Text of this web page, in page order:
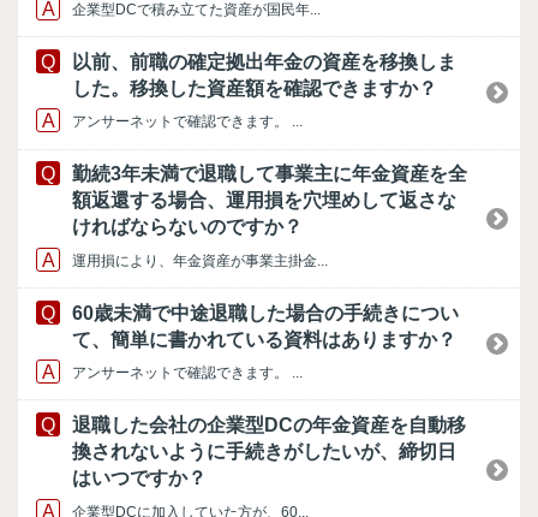
企業型DCで積み立てた資産が国民年...
以前、前職の確定拠出年金の資産を移換しま
した。移換した資産額を確認できますか？
アンサーネットで確認できます。 ...
勤続3年未満で退職して事業主に年金資産を全
額返還する場合、運用損を穴埋めして返さな
ければならないのですか？
運用損により、年金資産が事業主掛金...
60歳未満で中途退職した場合の手続きについ
て、簡単に書かれている資料はありますか？
アンサーネットで確認できます。 ...
退職した会社の企業型DCの年金資産を自動移
換されないように手続きがしたいが、締切日
はいつですか？
企業型DCに加入していた方が、60...